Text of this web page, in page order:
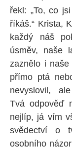
řekl: „To, co
říkáš.“ Krista,
každý náš
úsměv, naše
zaznělo i
přímo ptá
nevyslovil,
Tvá odpověď
nejlíp, já vím
svědectví o
osobního